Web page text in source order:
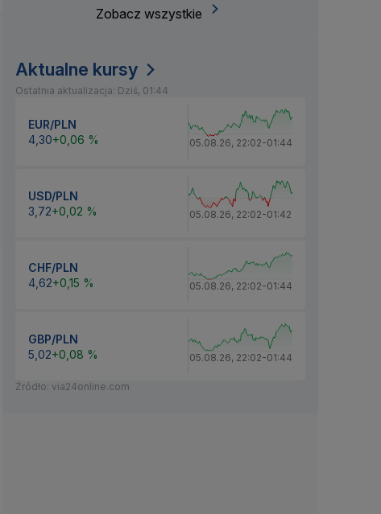
Zobacz wszystkie
Aktualne kursy
Ostatnia aktualizacja: Dziś, 01:44
EUR/PLN
4,30+0,06 % 05.08.26, 22:02-01:44
USD/PLN
3,72+0,02 % 05.08.26, 22:02-01:42
CHF/PLN
4,62+0,15 % 05.08.26, 22:02-01:44
GBP/PLN
5,02+0,08 % 05.08.26, 22:02-01:44
Źródło: via24online.com